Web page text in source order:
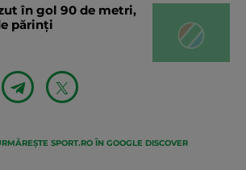
în gol 90 de metri,
părinți
SPORT.RO ÎN GOOGLE DISCOVER